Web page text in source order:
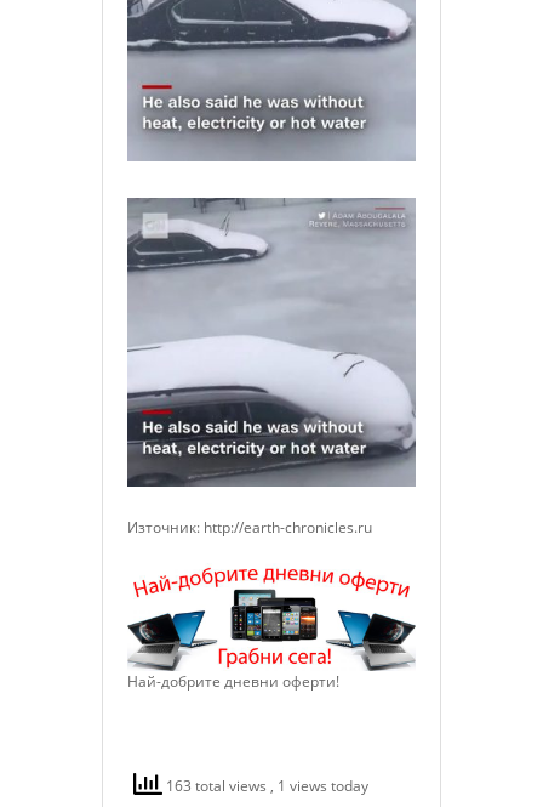
Източник: http://earth-chronicles.ru
Най-добрите дневни оферти!
163 total views , 1 views today